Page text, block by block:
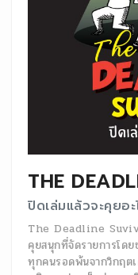
THE
ปิดเล่มแล้วจะคุยอะ
The Deadline
คุยสนุกที่จัดรายการโด
ทุกคนรอดพ้นจากวิกฤต